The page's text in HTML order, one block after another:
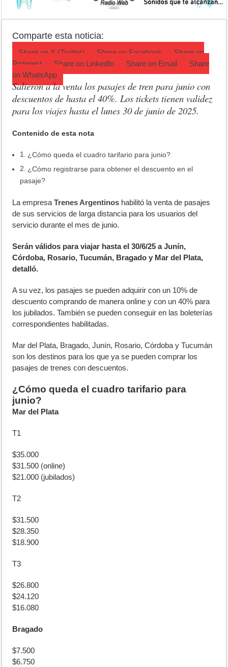
Luján volvió al Campeonato Provincial de bochas
Patentes: La Provincia lanzó un asistente virtual para consultar
Comparte esta noticia:
Share on X (Twitter) Share on Facebook
Share on
Pinterest
Share on LinkedIn Share on Email
Share
onWhatsApp
Salieron a la venta los pasajes de tren para junio con
descuentos de hasta el 40%. Los tickets tienen validez
para los viajes hasta el lunes 30 de junio de 2025.
Contenido de esta nota
¿Cómo queda el cuadro tarifario para junio?
¿Cómo registrarse para obtener el descuento en el
pasaje?
La empresaTrenes Argentinos habilitó la venta de pasajes
de sus servicios de larga distancia para los usuarios del
servicio durante el mes de junio.
Serán válidos para viajar hasta el 30/6/25 a Junín,
Córdoba, Rosario, Tucumán, Bragado y Mar del Plata,
detalló.
A su vez, los pasajes se pueden adquirir con un 10% de
descuento comprando de manera online y con un 40% para
los jubilados. También se pueden conseguir en las boleterías
correspondientes habilitadas.
Mar del Plata, Bragado, Junín, Rosario, Córdoba y Tucumán
son los destinos para los que ya se pueden comprar los
pasajes de trenes con descuentos.
¿Cómo queda el cuadro tarifario para
junio?
Mar del Plata
T1
$35.000
$31.500 (online)
$21.000 (jubilados)
T2
$31.500
$28.350
$18.900
T3
$26.800
$24.120
$16.080
Bragado
$7.500
$6.750